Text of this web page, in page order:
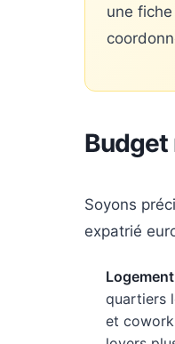
une
Budget
Soyons
expatrié
quartiers
et